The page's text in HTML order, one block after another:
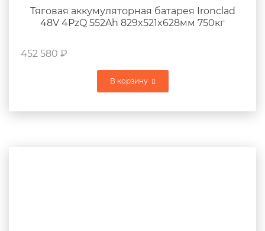
Тяговая аккумуляторная батарея Ironclad
48V 4PzQ 552Ah 829x521x628мм 750кг
452 580 ₽
В корзину